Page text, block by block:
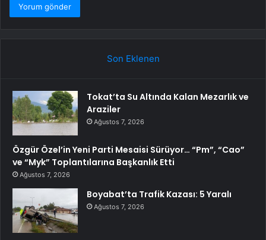
Son Eklenen
Tokat’ta Su Altında Kalan Mezarlık ve
Araziler
Ağustos 7, 2026
Özgür Özel’in Yeni Parti Mesaisi Sürüyor… “Pm”, “Cao”
ve “Myk” Toplantılarına Başkanlık Etti
Ağustos 7, 2026
Boyabat’ta Trafik Kazası: 5 Yaralı
Ağustos 7, 2026